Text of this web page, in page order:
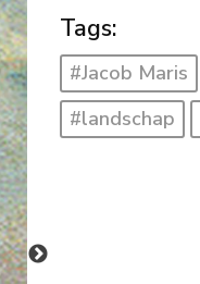
Tags:
#Jacob Maris
#landschap